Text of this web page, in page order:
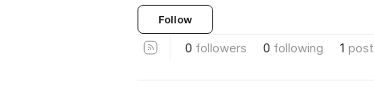
Follow
0 followers 0 following 1 post